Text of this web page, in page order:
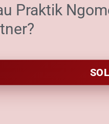
Praktik